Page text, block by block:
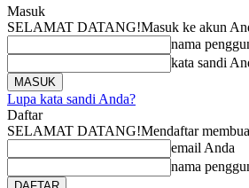
Masuk
SELAMAT DATANG!Masuk ke akun
nama
kata sandi
Lupa kata sandi Anda?
Daftar
SELAMAT DATANG!Mendaftar
email Anda
nama